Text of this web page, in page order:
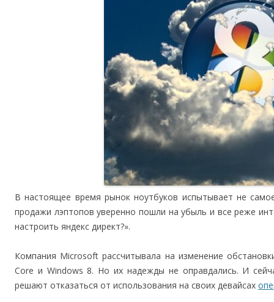
В настоящее время рынок ноутбуков испытывает не
продажи лэптопов уверенно пошли на убыль и все реже
настроить яндекс директ?».
Компания Microsoft рассчитывала на изменение
Core и Windows 8. Но их надежды не оправдались. И
решают отказаться от использования на своих девайсах